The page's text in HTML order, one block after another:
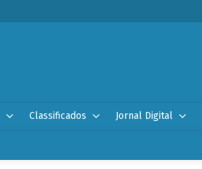
Classificados Jornal Digital